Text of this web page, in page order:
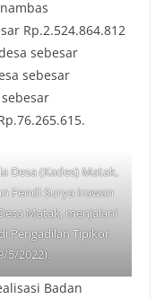
Rp.2.524.864.812
sebesar
sebesar
Desa (Kades) Matak,
Fendi Surya Irawan
Matak, menjalani
Pengadilan Tipikor
5/2022).
Badan